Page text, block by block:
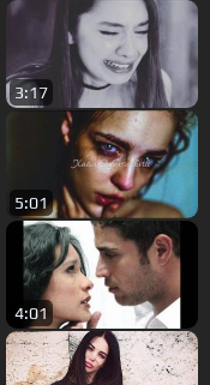
3:17
5:01
4:01